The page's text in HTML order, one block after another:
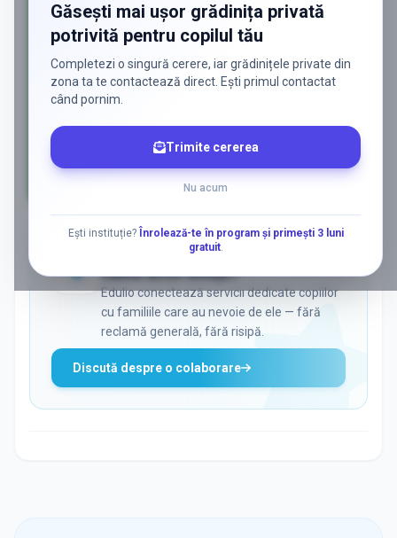
Găsești mai ușor grădinița privată
potrivită pentru copilul tău
Completezi o singură cerere, iar grădinițele private din
zona ta te contactează direct. Ești primul contactat
când pornim.
Trimite cererea
Nu acum
Ești instituție?
Înrolează-te în program și primești 3 luni
gratuit.
Vrei să ajungi la părinții care
caută activ soluții?
Edulio conectează servicii dedicate copiilor
cu familiile care au nevoie de ele — fără
reclamă generală, fără risipă.
Discută despre o colaborare